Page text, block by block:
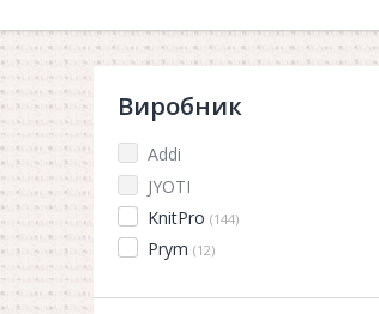
Виробник
Addi
JYOTI
KnitPro (144)
Prym (12)